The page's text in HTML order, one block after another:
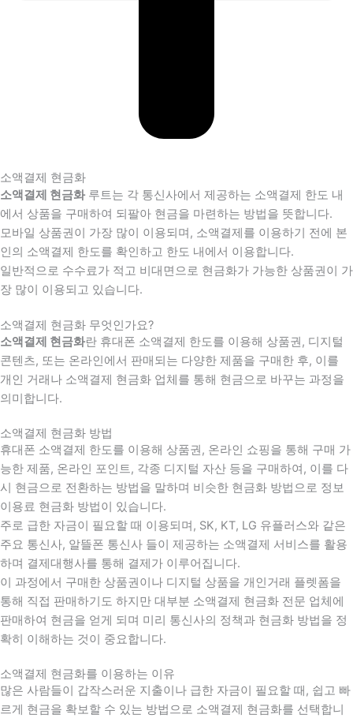
소액결제 현금화
소액결제 현금화루트는 각 통신사에서 제공하는 소액결제 한도 내
에서 상품을 구매하여 되팔아 현금을 마련하는 방법을 뜻합니다.
모바일 상품권이 가장 많이 이용되며, 소액결제를 이용하기 전에 본
인의 소액결제 한도를 확인하고 한도 내에서 이용합니다.
일반적으로 수수료가 적고 비대면으로 현금화가 가능한 상품권이 가
장 많이 이용되고 있습니다.
소액결제 현금화 무엇인가요?
소액결제 현금화란 휴대폰 소액결제 한도를 이용해 상품권, 디지털
콘텐츠, 또는 온라인에서 판매되는 다양한 제품을 구매한 후, 이를
개인 거래나 소액결제 현금화 업체를 통해 현금으로 바꾸는 과정을
의미합니다.
소액결제 현금화 방법
휴대폰 소액결제 한도를 이용해 상품권, 온라인 쇼핑을 통해 구매 가
능한 제품, 온라인 포인트, 각종 디지털 자산 등을 구매하여, 이를 다
시 현금으로 전환하는 방법을 말하며 비슷한 현금화 방법으로 정보
이용료 현금화 방법이 있습니다.
주로 급한 자금이 필요할 때 이용되며, SK, KT, LG 유플러스와 같은
주요 통신사, 알뜰폰 통신사 들이 제공하는 소액결제 서비스를 활용
하며 결제대행사를 통해 결제가 이루어집니다.
이 과정에서 구매한 상품권이나 디지털 상품을 개인거래 플렛폼을
통해 직접 판매하기도 하지만 대부분 소액결제 현금화 전문 업체에
판매하여 현금을 얻게 되며 미리 통신사의 정책과 현금화 방법을 정
확히 이해하는 것이 중요합니다.
소액결제 현금화를 이용하는 이유
많은 사람들이 갑작스러운 지출이나 급한 자금이 필요할 때 , 쉽고 빠
르게 현금을 확보할 수 있는 방법으로 소액결제 현금화를 선택합니